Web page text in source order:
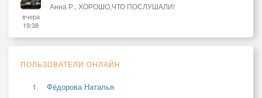
вчера
19:38
Анна Р., ХОРОШО,ЧТО ПОСЛУШАЛИ!
ПОЛЬЗОВАТЕЛИ ОНЛАЙН
Фёдорова Наталья